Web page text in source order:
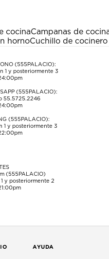
cocinaCampanas de
hornoCuchillo de
(555PALACIO):
1 y posteriormente 3
(555PALACIO):
55.5725.2246
(555PALACIO):
1 y posteriormente 3
(555PALACIO)
y posteriormente 2
AYUDA